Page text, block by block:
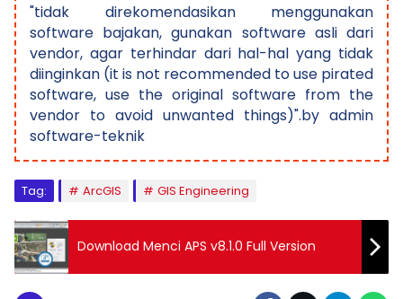
"tidak direkomendasikan menggunakan
software bajakan, gunakan software asli dari
vendor, agar terhindar dari hal-hal yang tidak
diinginkan (it is not recommended to use pirated
software, use the original software from the
vendor to avoid unwanted things)".by admin
software-teknik
Tag: ArcGIS GIS Engineering
Download Menci APS v8.1.0 Full Version